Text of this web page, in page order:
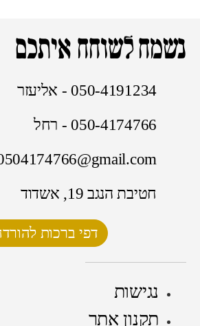
נשמח לשוחח איתכם
050-4191234 - אליעזר
050-4174766 - רחל
חטיבת הנגב 19, אשדוד
דפי ברכות
נגישות
תקנון אתר